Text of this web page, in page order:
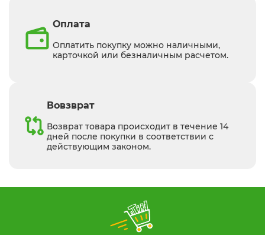
Оплата
Оплатить покупку можно наличными,
карточкой или безналичным расчетом.
Вовзврат
Возврат товара происходит в течение 14
дней после покупки в соответствии с
действующим законом.